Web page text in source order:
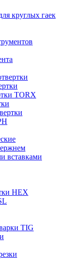
круглых гаек
TORX
вставками
HEX
TIG